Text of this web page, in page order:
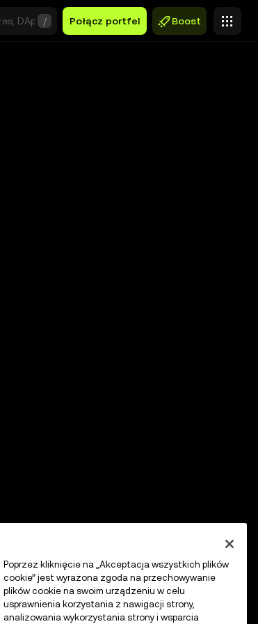
/ Połącz portfel Boost
Poprzez kliknięcie na „Akceptacja wszystkich plików
cookie” jest wyrażona zgoda na przechowywanie
plików cookie na swoim urządzeniu w celu
usprawnienia korzystania z nawigacji strony,
analizowania wykorzystania strony i wsparcia